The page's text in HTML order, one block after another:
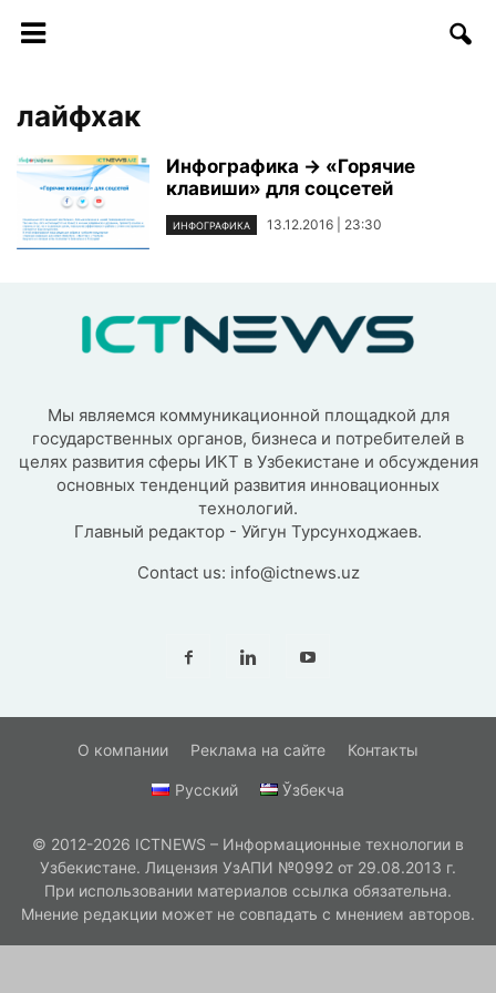
лайфхак
Инфографика → «Горячие
клавиши» для соцсетей
ИНФОГРАФИКА 13.12.2016 | 23:30
Мы являемся коммуникационной площадкой для
государственных органов, бизнеса и потребителей в
целях развития сферы ИКТ в Узбекистане и обсуждения
основных тенденций развития инновационных
технологий.
Главный редактор - Уйгун Турсунходжаев.
Contact us: info@ictnews.uz
О компании Реклама на сайте Контакты
Русский Ўзбекча
© 2012-2026 ICTNEWS – Информационные технологии в
Узбекистане. Лицензия УзАПИ №0992 от 29.08.2013 г.
При использовании материалов ссылка обязательна.
Мнение редакции может не совпадать с мнением авторов.